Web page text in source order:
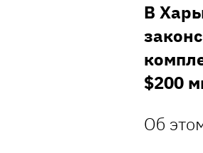
В
$200
Об